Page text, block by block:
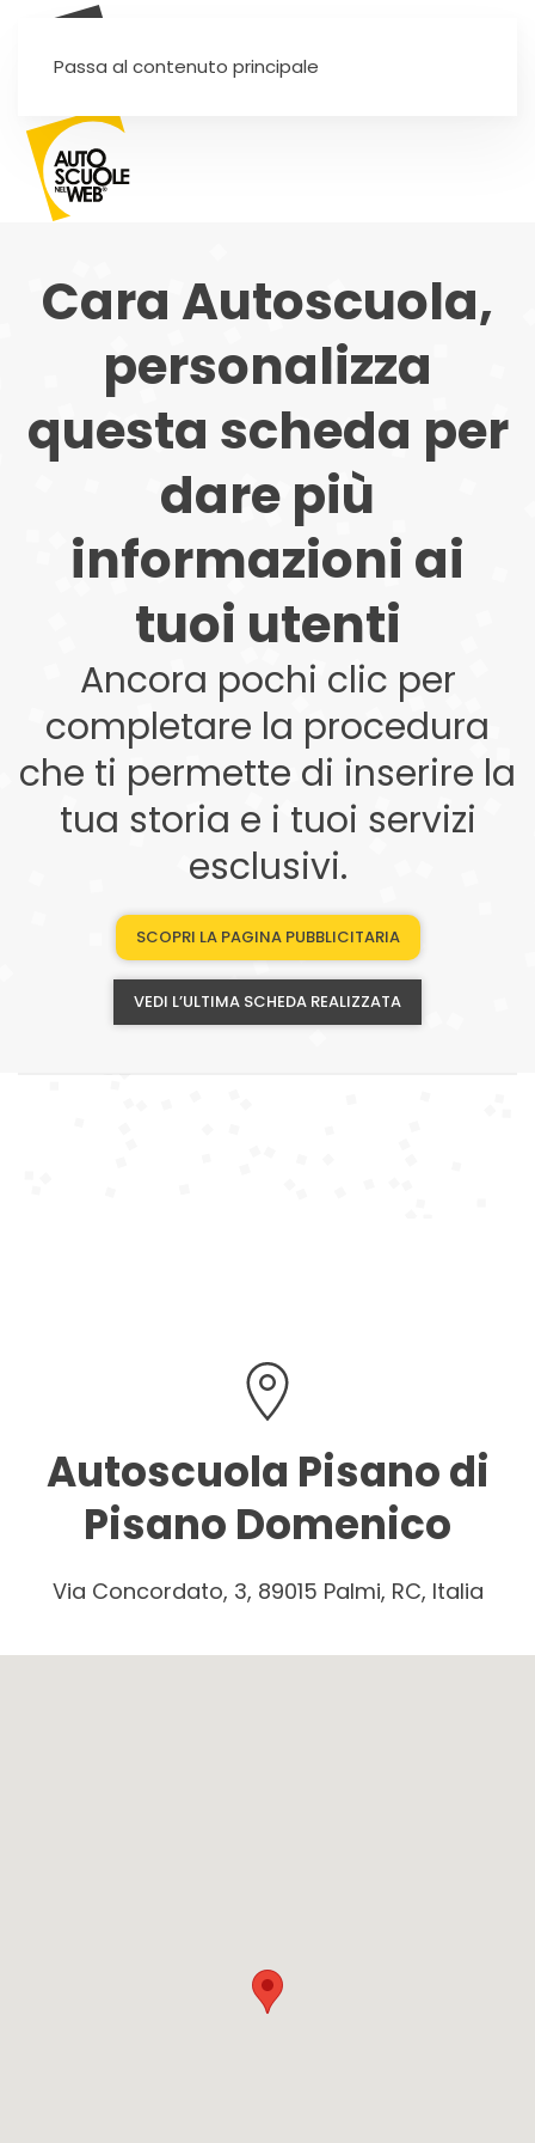
Passa al contenuto principale
Cara Autoscuola,
personalizza
questa scheda per
dare più
informazioni ai
tuoi utenti
Ancora pochi clic per
completare la procedura
che ti permette di inserire la
tua storia e i tuoi servizi
esclusivi.
SCOPRI LA PAGINA PUBBLICITARIA
VEDI L’ULTIMA SCHEDA REALIZZATA
Autoscuola Pisano di
Pisano Domenico
Via Concordato, 3, 89015 Palmi, RC, Italia